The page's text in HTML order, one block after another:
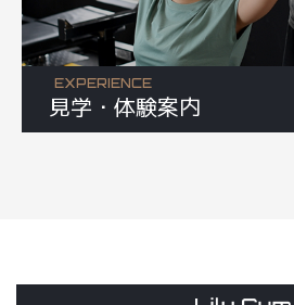
EXPERIENCE
見学・体験案内